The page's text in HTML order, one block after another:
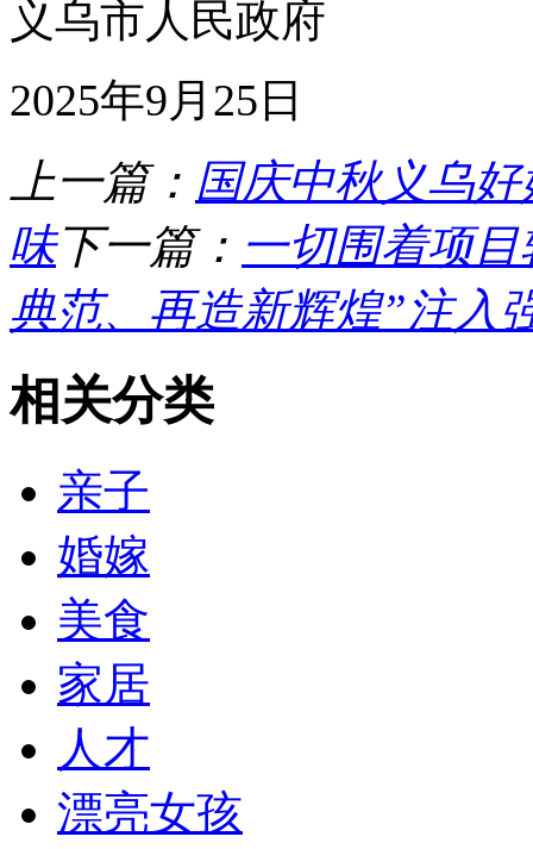
义乌市人民政府
2025年9月25日
上一篇： 国庆中秋义乌
味下一篇： 一切围着项
典范、再造新辉煌”注入
相关分类
亲子
婚嫁
美食
家居
人才
漂亮女孩